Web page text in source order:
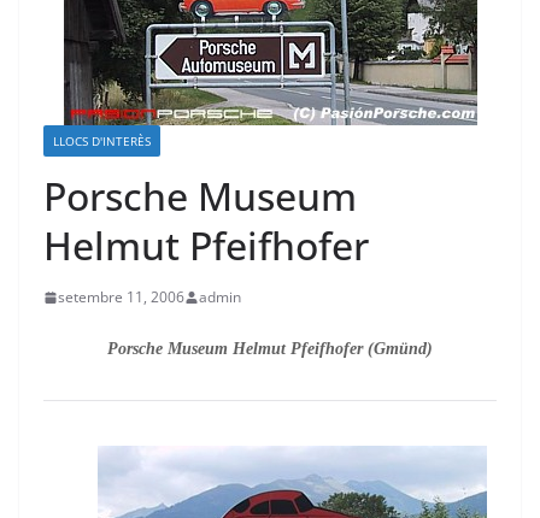
LLOCS D'INTERÈS
Porsche Museum
Helmut Pfeifhofer
setembre 11, 2006 admin
Porsche Museum Helmut Pfeifhofer (Gmünd)